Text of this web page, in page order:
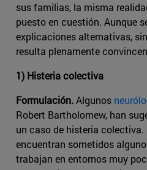
sus familias, la misma
puesto en cuestión. Aunque
explicaciones alternativas,
resulta plenamente
1) Histeria colectiva
Formulación.Algunos
Robert Bartholomew, han
un caso de histeria colectiva.
encuentran sometidos
trabajan en entornos muy